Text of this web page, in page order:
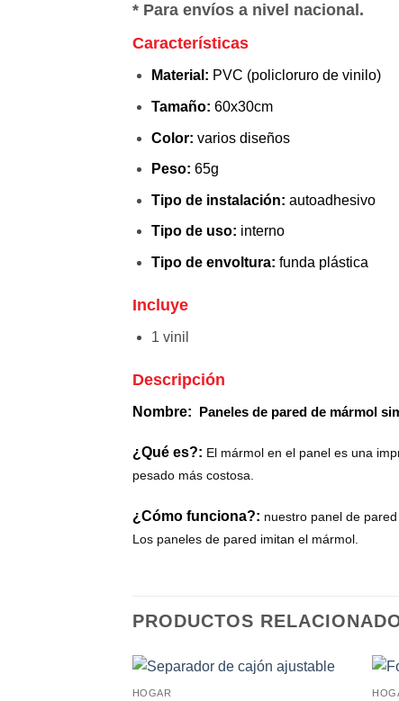
* Para envíos a nivel nacional.
Características
Material: PVC (policloruro de vinilo)
Tamaño: 60x30cm
Color: varios diseños
Peso: 65g
Tipo de instalación: autoadhesivo
Tipo de uso: interno
Tipo de envoltura: funda plástica
Incluye
1 vinil
Descripción
Nombre: Paneles de pared de mármol
¿Qué es?: El mármol en el panel es una
pesado más costosa.
¿Cómo funciona?: nuestro panel de
Los paneles de pared imitan el mármol.
PRODUCTOS
HOGAR